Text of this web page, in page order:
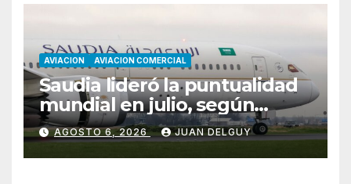
AVIACION AVIACION COMERCIAL
Saudia lideró la puntualidad
mundial en julio, según
Cirium
AGOSTO 6, 2026 JUAN DELGUY